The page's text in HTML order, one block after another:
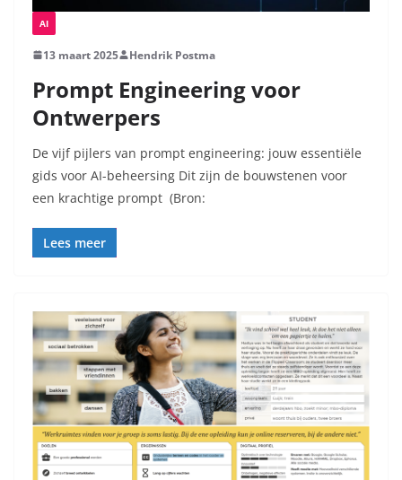
AI
13 maart 2025 Hendrik Postma
Prompt Engineering voor
Ontwerpers
De vijf pijlers van prompt engineering: jouw essentiële
gids voor AI-beheersing Dit zijn de bouwstenen voor
een krachtige prompt (Bron:
Lees meer